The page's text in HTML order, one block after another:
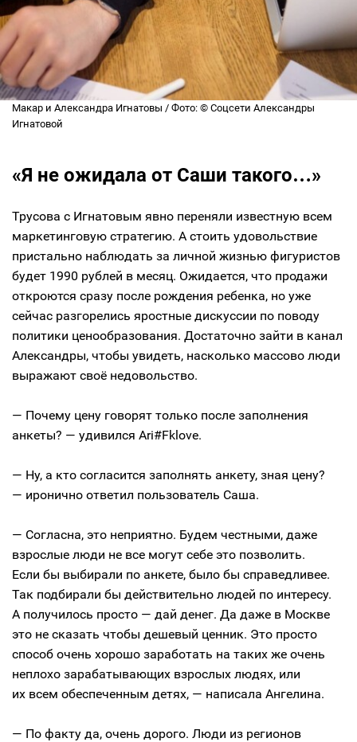
Макар и Александра Игнатовы / Фото: © Соцсети Александры
Игнатовой
«Я не ожидала от Саши такого…»
Трусова с Игнатовым явно переняли известную всем
маркетинговую стратегию. А стоить удовольствие
пристально наблюдать за личной жизнью фигуристов
будет 1990 рублей в месяц. Ожидается, что продажи
откроются сразу после рождения ребенка, но уже
сейчас разгорелись яростные дискуссии по поводу
политики ценообразования. Достаточно зайти в канал
Александры, чтобы увидеть, насколько массово люди
выражают своё недовольство.
— Почему цену говорят только после заполнения
анкеты? — удивился Ari#Fklove.
— Ну, а кто согласится заполнять анкету, зная цену?
— иронично ответил пользователь Саша.
— Согласна, это неприятно. Будем честными, даже
взрослые люди не все могут себе это позволить.
Если бы выбирали по анкете, было бы справедливее.
Так подбирали бы действительно людей по интересу.
А получилось просто — дай денег. Да даже в Москве
это не сказать чтобы дешевый ценник. Это просто
способ очень хорошо заработать на таких же очень
неплохо зарабатывающих взрослых людях, или
их всем обеспеченным детях, — написала Ангелина.
— По факту да, очень дорого. Люди из регионов